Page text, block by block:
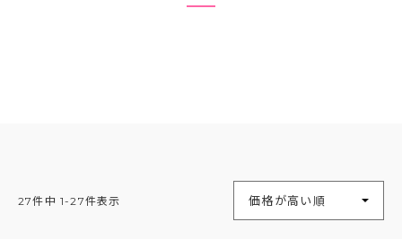
並び替え
価格が高い順
27件中 1-27件表示